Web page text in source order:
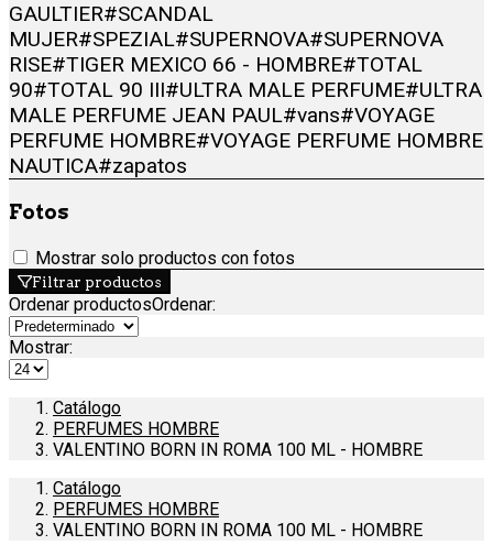
GAULTIER#SCANDAL
MUJER#SPEZIAL#SUPERNOVA#SUPERNOVA
RISE#TIGER MEXICO 66 - HOMBRE#TOTAL
90#TOTAL 90 III#ULTRA MALE PERFUME#ULTRA
MALE PERFUME JEAN PAUL#vans#VOYAGE
PERFUME HOMBRE#VOYAGE PERFUME HOMBRE
NAUTICA#zapatos
Fotos
Mostrar solo productos con fotos
Filtrar productos
Ordenar productosOrdenar:
Mostrar:
Catálogo
PERFUMES HOMBRE
VALENTINO BORN IN ROMA 100 ML - HOMBRE
Catálogo
PERFUMES HOMBRE
VALENTINO BORN IN ROMA 100 ML - HOMBRE